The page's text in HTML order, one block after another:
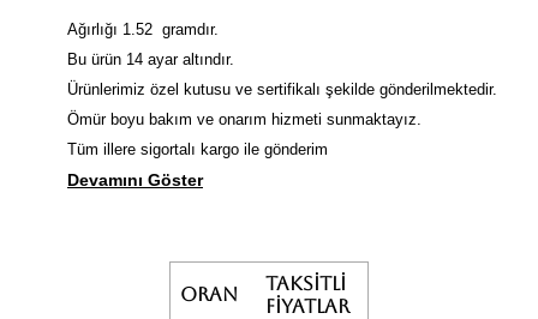
Ağırlığı 1.52 gramdır.
Bu ürün 14 ayar altındır.
Ürünlerimiz özel kutusu ve sertifikalı şekilde gönderilmektedir.
Ömür boyu bakım ve onarım hizmeti sunmaktayız.
Tüm illere sigortalı kargo ile gönderim
Devamını Göster
Oran
Taksitli
fiyatlar